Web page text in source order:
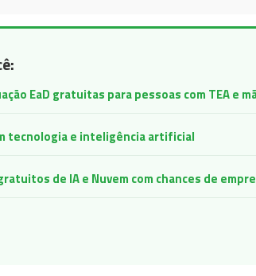
EaD gratuitas para pessoas com TEA e
tecnologia e inteligência artificial
de IA e Nuvem com chances de